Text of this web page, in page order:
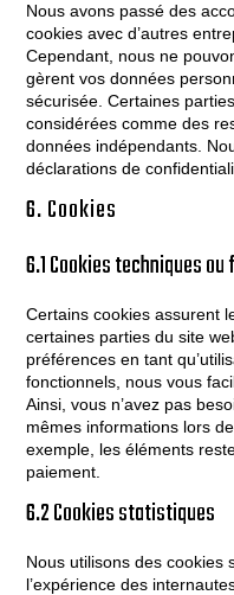
Nous avons passé des
cookies avec d’autres
Cependant, nous ne
gèrent vos données
sécurisée. Certaines
considérées comme des
données indépendants.
déclarations de
6. Cookies
6.1 Cookies techniques
Certains cookies assurent
certaines parties du site
préférences en tant
fonctionnels, nous vous
Ainsi, vous n’avez pas
mêmes informations lors
exemple, les éléments
paiement.
6.2 Cookies statistiques
Nous utilisons des cookies
l’expérience des